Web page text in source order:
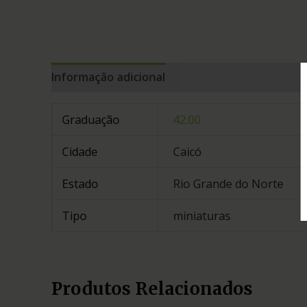
Informação adicional
Graduação 42.00
Cidade Caicó
Estado Rio Grande do Norte
Tipo miniaturas
Produtos Relacionados